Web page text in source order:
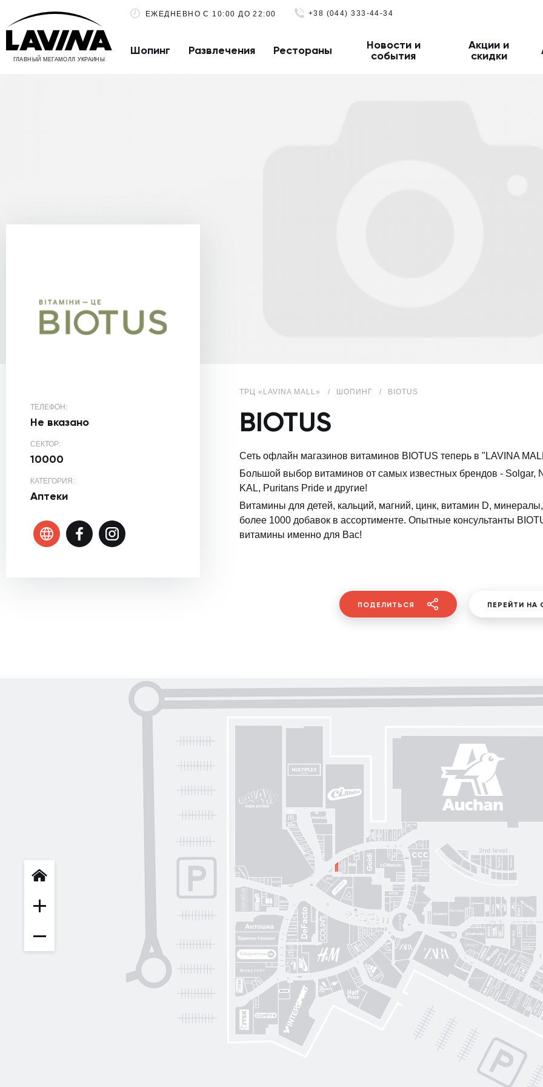
ГЛАВНЫЙ МЕГАМОЛЛ УКРАИНЫ
ЕЖЕДНЕВНО С 10:00 ДО 22:00 +38 (044) 333-44-34
Шопинг Развлечения Рестораны
Новости и
события
Акции и
скидки
ТЕЛЕФОН:
Не вказано
СЕКТОР:
10000
КАТЕГОРИЯ:
Аптеки
ТРЦ «LAVINA MALL» ШОПИНГ BIOTUS
BIOTUS
Сеть офлайн магазинов витаминов BIOTUS теперь в "LAVINA
Большой выбор витаминов от самых известных брендов - Solgar,
KAL, Puritans Pride и другие!
Витамины для детей, кальций, магний, цинк, витамин D,
более 1000 добавок в ассортименте. Опытные консультанты
витамины именно для Вас!
ПОДЕЛИТЬСЯ ПЕРЕЙТИ НА
Art City
Guide
Guess
Super Step
Yarmich
MD Fashion
Авіація Галичини
Sкріпка
Lefard
Intimissimi UOMO
Blisk
Gorgany
Gorenje
Proзріння
Mariani Italy
OSCAR
Sushi Nice